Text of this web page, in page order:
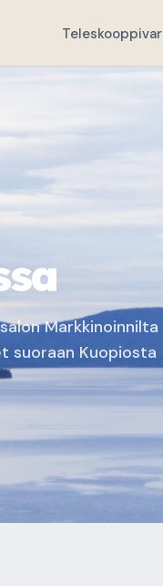
Markkinoinnilta
suoraan Kuopiosta